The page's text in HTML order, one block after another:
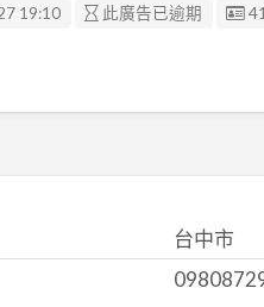
19:10 此廣告已逾期
台中市